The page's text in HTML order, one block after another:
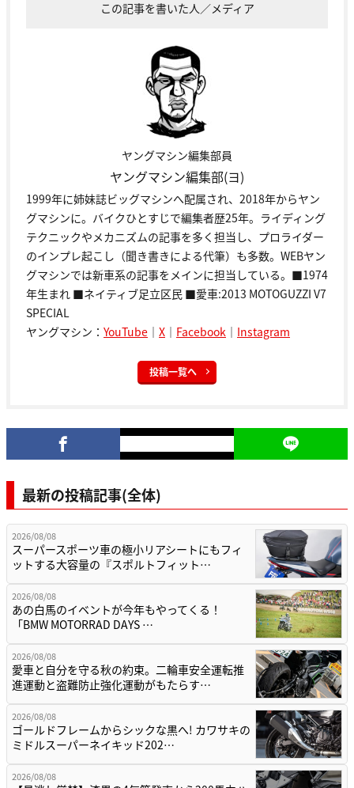
この記事を書いた人／メディア
ヤングマシン編集部員
ヤングマシン編集部(ヨ)
1999年に姉妹誌ビッグマシンへ配属され、2018年からヤン
グマシンに。バイクひとすじで編集者歴25年。ライディング
テクニックやメカニズムの記事を多く担当し、プロライダー
のインプレ起こし（聞き書きによる代筆）も多数。WEBヤン
グマシンでは新車系の記事をメインに担当している。■1974
年生まれ ■ネイティブ足立区民 ■愛車:2013 MOTOGUZZI V7
SPECIAL
ヤングマシン： YouTube ｜ X ｜ Facebook ｜ Instagram
投稿一覧へ
最新の投稿記事(全体)
2026/08/08
スーパースポーツ車の極小リアシートにもフィ
ットする大容量の『スポルトフィット…
2026/08/08
あの白馬のイベントが今年もやってくる！
「BMW MOTORRAD DAYS …
2026/08/08
愛車と自分を守る秋の約束。二輪車安全運転推
進運動と盗難防止強化運動がもたらす…
2026/08/08
ゴールドフレームからシックな黒へ! カワサキの
ミドルスーパーネイキッド202…
2026/08/08